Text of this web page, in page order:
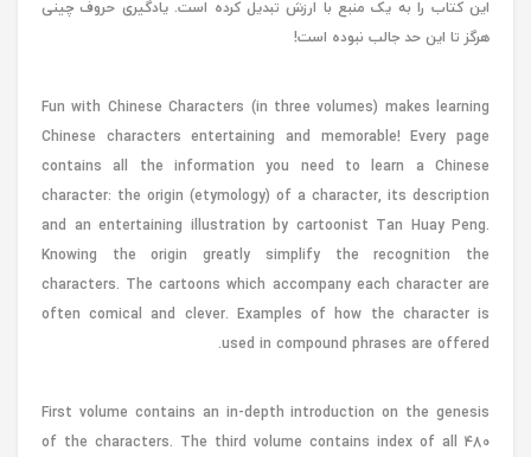
این کتاب را به یک منبع با ارزش تبدیل کرده است. یادگیری حروف چینی
هرگز تا این حد جالب نبوده است!
Fun with Chinese Characters (in three volumes) makes learning
Chinese characters entertaining and memorable! Every page
contains all the information you need to learn a Chinese
character: the origin (etymology) of a character, its description
and an entertaining illustration by cartoonist Tan Huay Peng.
Knowing the origin greatly simplify the recognition the
characters. The cartoons which accompany each character are
often comical and clever. Examples of how the character is
used in compound phrases are offered.
First volume contains an in-depth introduction on the genesis
of the characters. The third volume contains index of all 480